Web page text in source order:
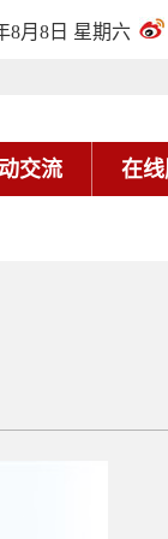
8月8日 星期六
交流 在